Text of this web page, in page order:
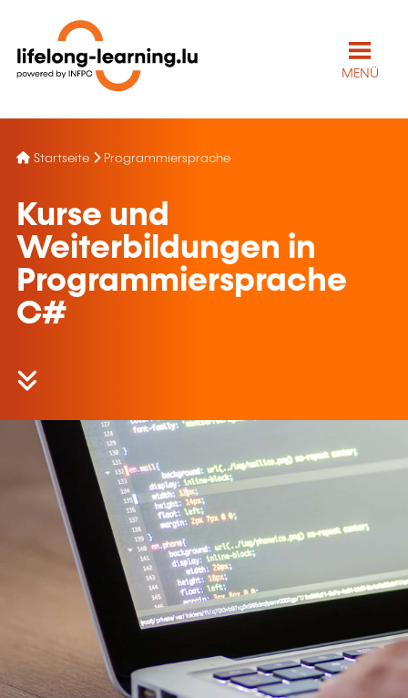
MENÜ
Startseite Programmiersprache
Kurse und
Weiterbildungen in
Programmiersprache
C#